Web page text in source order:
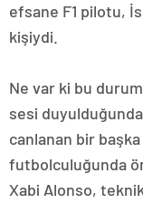
efsane F1 pilotu,
kişiydi.
Ne var ki bu
sesi
canlanan bir
futbolculuğunda
Xabi Alonso,